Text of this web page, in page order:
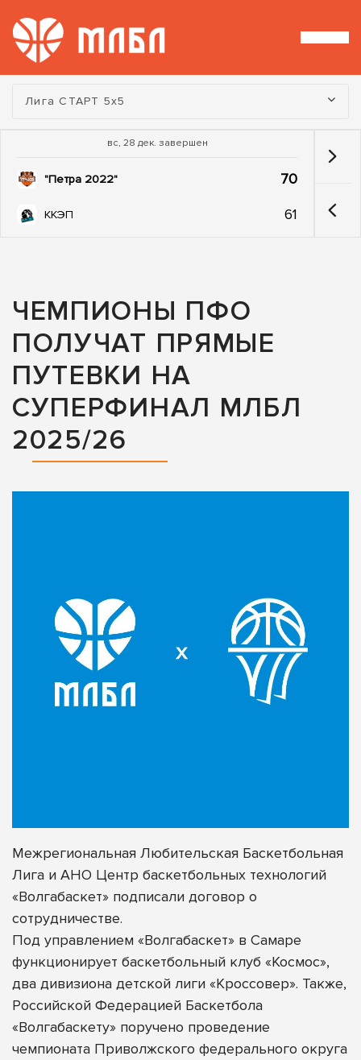
Турнир:
Лига СТАРТ 5х5
вс, 28 дек. завершен
"Петра 2022" 70
ККЭП 61
ЧЕМПИОНЫ ПФО
ПОЛУЧАТ ПРЯМЫЕ
ПУТЕВКИ НА
СУПЕРФИНАЛ МЛБЛ
2025/26
Межрегиональная Любительская Баскетбольная
Лига и АНО Центр баскетбольных технологий
«Волгабаскет» подписали договор о
сотрудничестве.
Под управлением «Волгабаскет» в Самаре
функционирует баскетбольный клуб «Космос»,
два дивизиона детской лиги «Кроссовер». Также,
Российской Федерацией Баскетбола
«Волгабаскету» поручено проведение
чемпионата Приволжского федерального округа